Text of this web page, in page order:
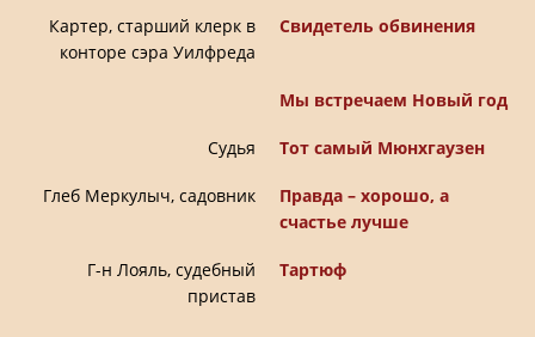
Картер, старший клерк в
конторе сэра Уилфреда
Свидетель обвинения
Мы встречаем Новый год
Судья Тот самый Мюнхгаузен
Глеб Меркулыч, садовник
Правда – хорошо, а
счастье лучше
Г-н Лояль, судебный
пристав
Тартюф